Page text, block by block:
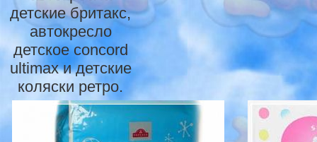
детские бритакс,
автокресло
детское concord
ultimax и детские
коляски ретро.